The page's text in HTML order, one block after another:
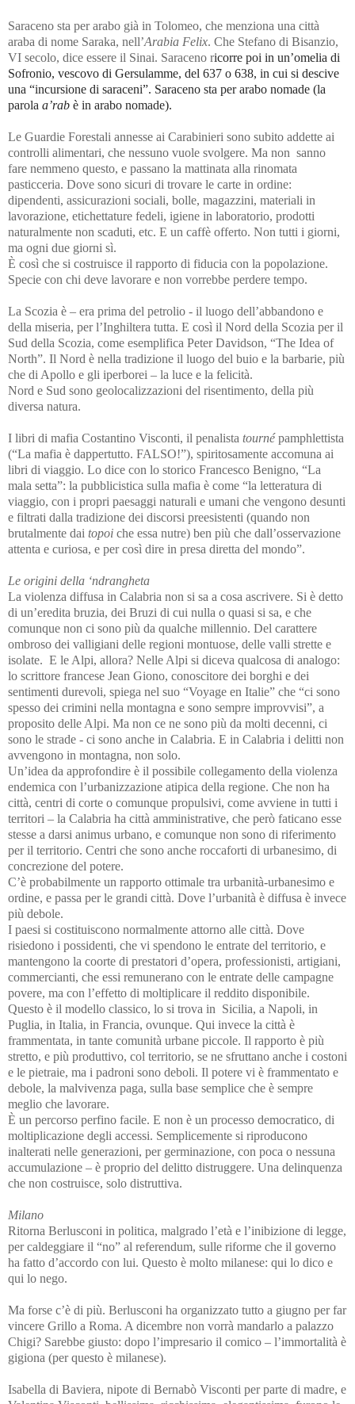
Saraceno sta per arabo già in Tolomeo, che menziona una città
araba di nome Saraka, nell’Arabia Felix. Che Stefano di Bisanzio,
VI secolo, dice essere il Sinai. Saraceno ricorre poi in un’omelia di
Sofronio, vescovo di Gersulamme, del 637 o 638, in cui si descive
una “incursione di saraceni”. Saraceno sta per arabo nomade (la
parola a’rab è in arabo nomade).
Le Guardie Forestali annesse ai Carabinieri sono subito addette ai
controlli alimentari, che nessuno vuole svolgere. Ma non sanno
fare nemmeno questo, e passano la mattinata alla rinomata
pasticceria. Dove sono sicuri di trovare le carte in ordine:
dipendenti, assicurazioni sociali, bolle, magazzini, materiali in
lavorazione, etichettature fedeli, igiene in laboratorio, prodotti
naturalmente non scaduti, etc. E un caffè offerto. Non tutti i giorni,
ma ogni due giorni sì.
È così che si costruisce il rapporto di fiducia con la popolazione.
Specie con chi deve lavorare e non vorrebbe perdere tempo.
La Scozia è – era prima del petrolio - il luogo dell’abbandono e
della miseria, per l’Inghiltera tutta. E così il Nord della Scozia per il
Sud della Scozia, come esemplifica Peter Davidson, “The Idea of
North”. Il Nord è nella tradizione il luogo del buio e la barbarie, più
che di Apollo e gli iperborei – la luce e la felicità.
Nord e Sud sono geolocalizzazioni del risentimento, della più
diversa natura.
I libri di mafia Costantino Visconti, il penalista tournépamphlettista
(“La mafia è dappertutto. FALSO!”), spiritosamente accomuna ai
libri di viaggio. Lo dice con lo storico Francesco Benigno, “La
mala setta”: la pubblicistica sulla mafia è come “la letteratura di
viaggio, con i propri paesaggi naturali e umani che vengono desunti
e filtrati dalla tradizione dei discorsi preesistenti (quando non
brutalmente dai topoi che essa nutre) ben più che dall’osservazione
attenta e curiosa, e per così dire in presa diretta del mondo”.
Le origini della ‘ndrangheta
La violenza diffusa in Calabria non si sa a cosa ascrivere. Si è detto
di un’eredita bruzia, dei Bruzi di cui nulla o quasi si sa, e che
comunque non ci sono più da qualche millennio. Del carattere
ombroso dei valligiani delle regioni montuose, delle valli strette e
isolate. E le Alpi, allora? Nelle Alpi si diceva qualcosa di analogo:
lo scrittore francese Jean Giono, conoscitore dei borghi e dei
sentimenti durevoli, spiega nel suo “Voyage en Italie” che “ci sono
spesso dei crimini nella montagna e sono sempre improvvisi”, a
proposito delle Alpi. Ma non ce ne sono più da molti decenni, ci
sono le strade - ci sono anche in Calabria. E in Calabria i delitti non
avvengono in montagna, non solo.
Un’idea da approfondire è il possibile collegamento della violenza
endemica con l’urbanizzazione atipica della regione. Che non ha
città, centri di corte o comunque propulsivi, come avviene in tutti i
territori – la Calabria ha città amministrative, che però faticano esse
stesse a darsi animus urbano, e comunque non sono di riferimento
per il territorio. Centri che sono anche roccaforti di urbanesimo, di
concrezione del potere.
C’è probabilmente un rapporto ottimale tra urbanità-urbanesimo e
ordine, e passa per le grandi città. Dove l’urbanità è diffusa è invece
più debole.
I paesi si costituiscono normalmente attorno alle città. Dove
risiedono i possidenti, che vi spendono le entrate del territorio, e
mantengono la coorte di prestatori d’opera, professionisti, artigiani,
commercianti, che essi remunerano con le entrate delle campagne
povere, ma con l’effetto di moltiplicare il reddito disponibile.
Questo è il modello classico, lo si trova in Sicilia, a Napoli, in
Puglia, in Italia, in Francia, ovunque. Qui invece la città è
frammentata, in tante comunità urbane piccole. Il rapporto è più
stretto, e più produttivo, col territorio, se ne sfruttano anche i costoni
e le pietraie, ma i padroni sono deboli. Il potere vi è frammentato e
debole, la malvivenza paga, sulla base semplice che è sempre
meglio che lavorare.
È un percorso perfino facile. E non è un processo democratico, di
moltiplicazione degli accessi. Semplicemente si riproducono
inalterati nelle generazioni, per germinazione, con poca o nessuna
accumulazione – è proprio del delitto distruggere. Una delinquenza
che non costruisce, solo distruttiva.
Milano
Ritorna Berlusconi in politica, malgrado l’età e l’inibizione di legge,
per caldeggiare il “no” al referendum, sulle riforme che il governo
ha fatto d’accordo con lui. Questo è molto milanese: qui lo dico e
qui lo nego.
Ma forse c’è di più. Berlusconi ha organizzato tutto a giugno per far
vincere Grillo a Roma. A dicembre non vorrà mandarlo a palazzo
Chigi? Sarebbe giusto: dopo l’impresario il comico – l’immortalità è
gigiona (per questo è milanese).
Isabella di Baviera, nipote di Bernabò Visconti per parte di madre, e